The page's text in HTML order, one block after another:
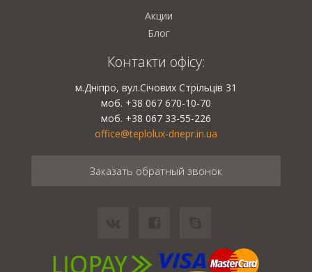
Акции
Блог
Контакти офісу:
м.Дніпро, вул.Січових Стрільців 31
моб. +38 067 670-10-70
моб. +38 067 33-55-226
office@teplolux-dnepr.in.ua
Заказать обратный звонок